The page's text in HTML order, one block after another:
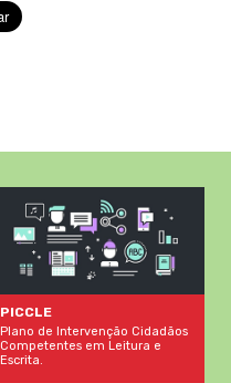
PICCLE
Plano de Intervenção Cidadãos
Competentes em Leitura e
Escrita.